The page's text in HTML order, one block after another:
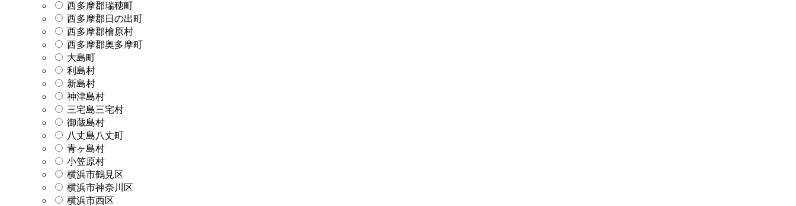
西多摩郡瑞穂町
西多摩郡日の出町
西多摩郡檜原村
西多摩郡奥多摩町
大島町
利島村
新島村
神津島村
三宅島三宅村
御蔵島村
八丈島八丈町
青ヶ島村
小笠原村
横浜市鶴見区
横浜市神奈川区
横浜市西区